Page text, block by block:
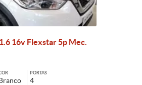
16v Flexstar 5p Mec.
PORTAS
4